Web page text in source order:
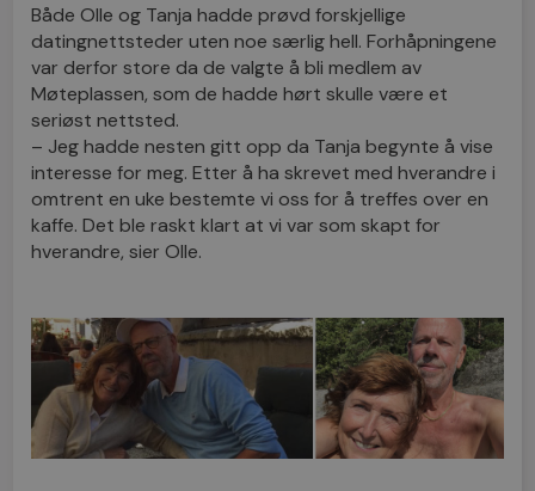
Både Olle og Tanja hadde prøvd forskjellige
datingnettsteder uten noe særlig hell. Forhåpningene
var derfor store da de valgte å bli medlem av
Møteplassen, som de hadde hørt skulle være et
seriøst nettsted.
– Jeg hadde nesten gitt opp da Tanja begynte å vise
interesse for meg. Etter å ha skrevet med hverandre i
omtrent en uke bestemte vi oss for å treffes over en
kaffe. Det ble raskt klart at vi var som skapt for
hverandre, sier Olle.